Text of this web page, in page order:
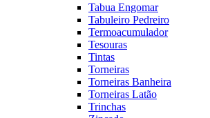
Tabua Engomar
Tabuleiro Pedreiro
Termoacumulador
Tesouras
Tintas
Torneiras
Torneiras Banheira
Torneiras Latão
Trinchas